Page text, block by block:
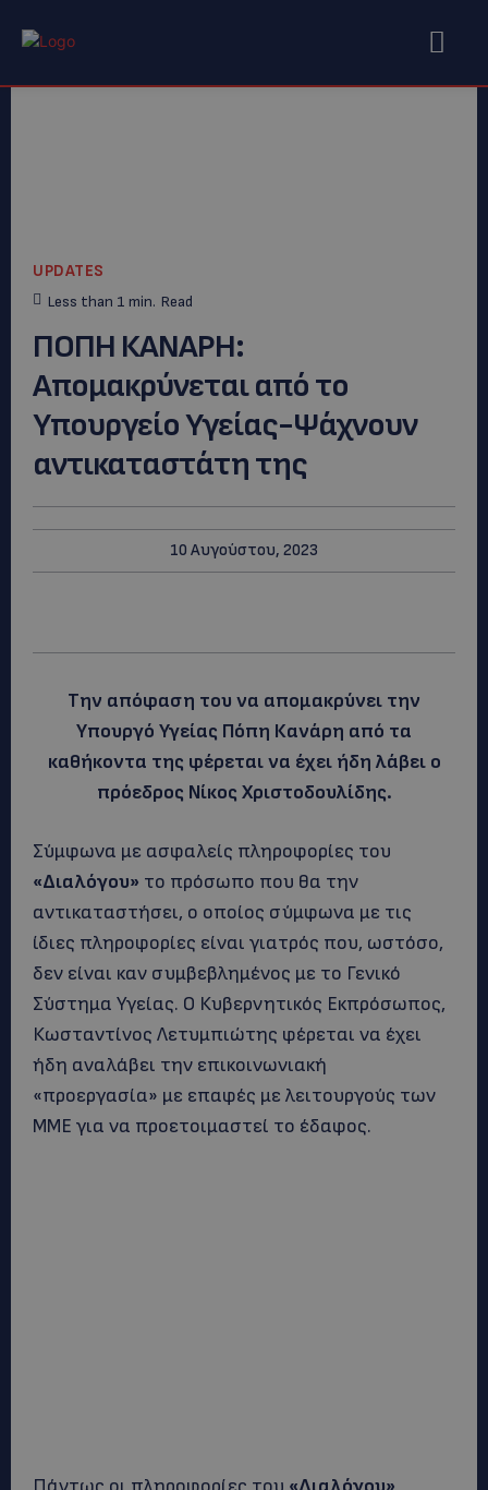
UPDATES
Less than 1 min. Read
ΠΟΠΗ ΚΑΝΑΡΗ:
Απομακρύνεται από το
Υπουργείο Υγείας-Ψάχνουν
αντικαταστάτη της
10 Αυγούστου, 2023
Την απόφαση του να απομακρύνει την
Υπουργό Υγείας Πόπη Κανάρη από τα
καθήκοντα της φέρεται να έχει ήδη λάβει ο
πρόεδρος Νίκος Χριστοδουλίδης.
Σύμφωνα με ασφαλείς πληροφορίες του
«Διαλόγου» το πρόσωπο που θα την
αντικαταστήσει, ο οποίος σύμφωνα με τις
ίδιες πληροφορίες είναι γιατρός που, ωστόσο,
δεν είναι καν συμβεβλημένος με το Γενικό
Σύστημα Υγείας. Ο Κυβερνητικός Εκπρόσωπος,
Κωσταντίνος Λετυμπιώτης φέρεται να έχει
ήδη αναλάβει την επικοινωνιακή
«προεργασία» με επαφές με λειτουργούς των
ΜΜΕ για να προετοιμαστεί το έδαφος.